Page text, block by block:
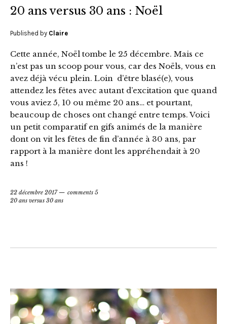
20 ans versus 30 ans : Noël
Published by Claire
Cette année, Noël tombe le 25 décembre. Mais ce
n’est pas un scoop pour vous, car des Noëls, vous en
avez déjà vécu plein. Loin d’être blasé(e), vous
attendez les fêtes avec autant d’excitation que quand
vous aviez 5, 10 ou même 20 ans… et pourtant,
beaucoup de choses ont changé entre temps. Voici
un petit comparatif en gifs animés de la manière
dont on vit les fêtes de fin d’année à 30 ans, par
rapport à la manière dont les appréhendait à 20
ans !
22 décembre 2017
comments 5
20 ans versus 30 ans